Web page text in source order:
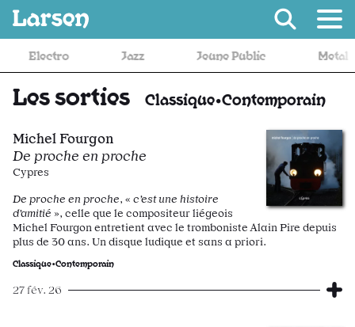
Jeune Public
Les sorties Classique•Contemporain
Michel Fourgon
De proche en proche
Cypres
De proche en proche, « c’est une histoire
d’amitié », celle que le compositeur liégeois
Michel Fourgon entretient avec le tromboniste Alain Pire depuis
plus de 30 ans. Un disque ludique et sans a priori.
Classique•Contemporain
27 fév. 26